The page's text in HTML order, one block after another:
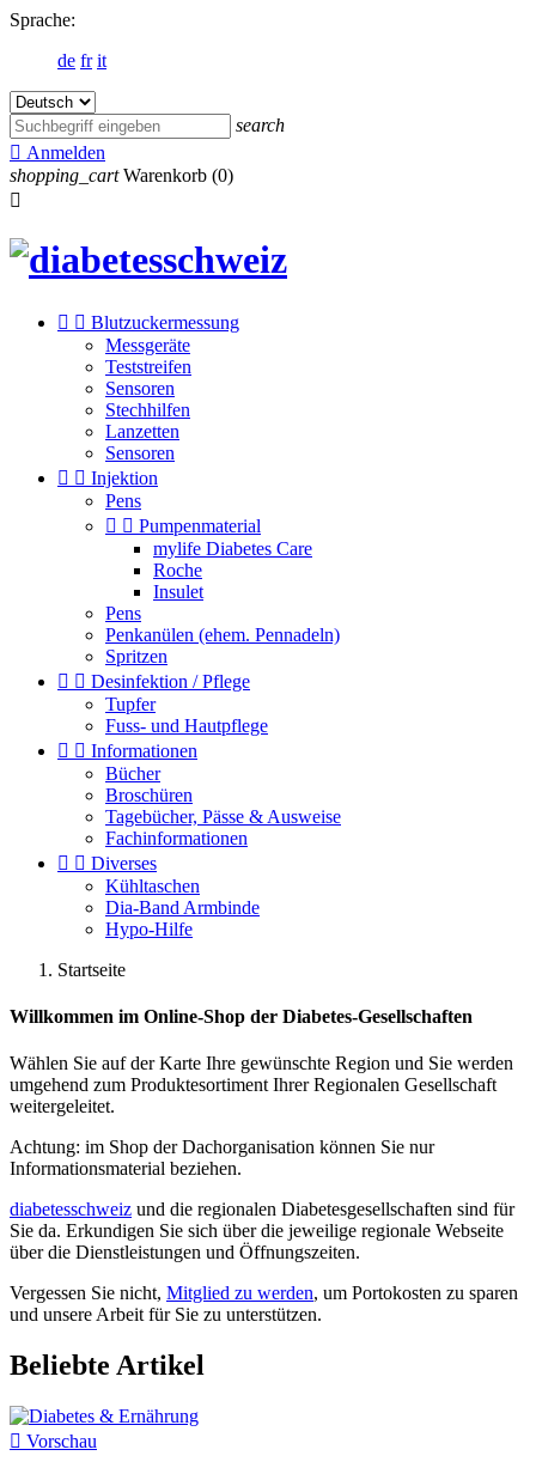
Sprache:
de fr it
search
 Anmelden
shopping_cart Warenkorb (0)

  Blutzuckermessung
Messgeräte
Teststreifen
Sensoren
Stechhilfen
Lanzetten
Sensoren
  Injektion
Pens
  Pumpenmaterial
mylife Diabetes Care
Roche
Insulet
Pens
Penkanülen (ehem. Pennadeln)
Spritzen
  Desinfektion / Pflege
Tupfer
Fuss- und Hautpflege
  Informationen
Bücher
Broschüren
Tagebücher, Pässe & Ausweise
Fachinformationen
  Diverses
Kühltaschen
Dia-Band Armbinde
Hypo-Hilfe
Startseite
Willkommen im Online-Shop der Diabetes-Gesellschaften
Wählen Sie auf der Karte Ihre gewünschte Region und Sie werden
umgehend zum Produktesortiment Ihrer Regionalen Gesellschaft
weitergeleitet.
Achtung: im Shop der Dachorganisation können Sie nur
Informationsmaterial beziehen.
diabetesschweiz und die regionalen Diabetesgesellschaften sind für
Sie da. Erkundigen Sie sich über die jeweilige regionale Webseite
über die Dienstleistungen und Öffnungszeiten.
Vergessen Sie nicht, Mitglied zu werden, um Portokosten zu sparen
und unsere Arbeit für Sie zu unterstützen.
Beliebte Artikel
 Vorschau